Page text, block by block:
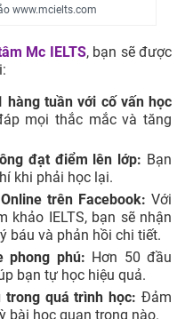
www.mcielts.com
Mc IELTS, bạn sẽ được
hàng tuần với cố vấn học
mọi thắc mắc và tăng
đạt điểm lên lớp: Bạn
khi phải học lại.
trên Facebook: Với
IELTS, bạn sẽ nhận
báu và phản hồi chi tiết.
phong phú: Hơn 50 đầu
bạn tự học hiệu quả.
quá trình học: Đảm
bài học quan trọng nào.